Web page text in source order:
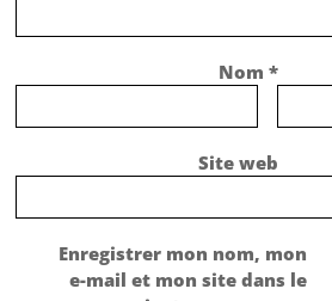
Nom*
Site web
Enregistrer mon nom, mon
e-mail et mon site dans le